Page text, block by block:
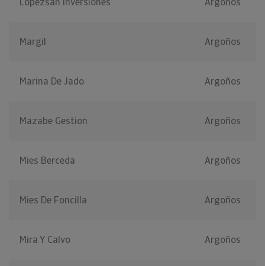
Margil Argoños
Marina De Jado Argoños
Mazabe Gestion Argoños
Mies Berceda Argoños
Mies De Foncilla Argoños
Mira Y Calvo Argoños